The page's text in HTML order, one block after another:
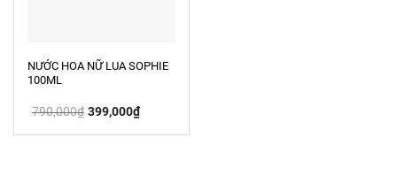
NƯỚC HOA NỮ LUA SOPHIE
100ML
790,000₫ Giá
gốc
399,000₫Giá
hiện